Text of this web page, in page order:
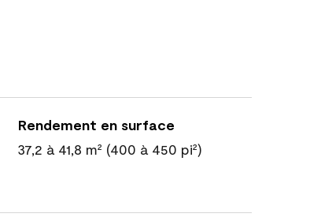
Rendement en surface
37,2 à 41,8 m² (400 à 450 pi²)